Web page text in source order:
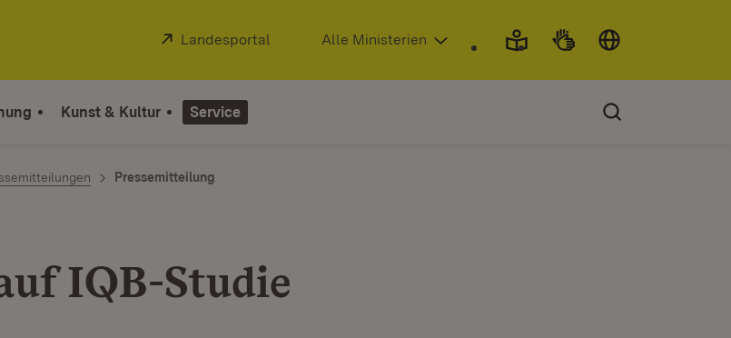
Extern:
Landesportal (Öffnet in neuem Fenster)
Alle Ministerien
Kunst & Kultur Service
Pressemitteilung
IQB-Studie